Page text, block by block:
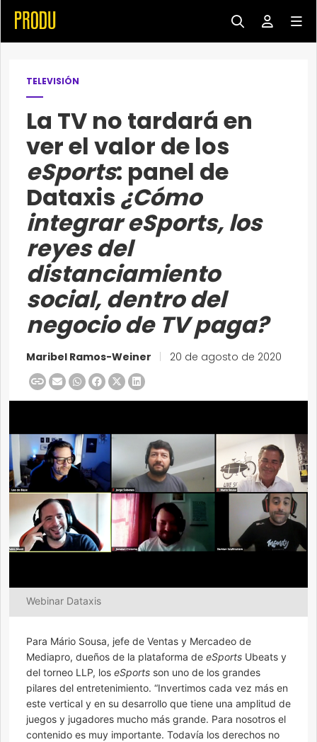
TELEVISIÓN
La TV no tardará en
ver el valor de los
eSports: panel de
Dataxis ¿Cómo
integrar eSports, los
reyes del
distanciamiento
social, dentro del
negocio de TV paga?
Maribel Ramos-Weiner 20 de agosto de 2020
Webinar Dataxis
Para Mário Sousa, jefe de Ventas y Mercadeo de
Mediapro, dueños de la plataforma de eSports Ubeats y
del torneo LLP, los eSports son uno de los grandes
pilares del entretenimiento. “Invertimos cada vez más en
este vertical y en su desarrollo que tiene una amplitud de
juegos y jugadores mucho más grande. Para nosotros el
contenido es muy importante. Todavía los derechos no